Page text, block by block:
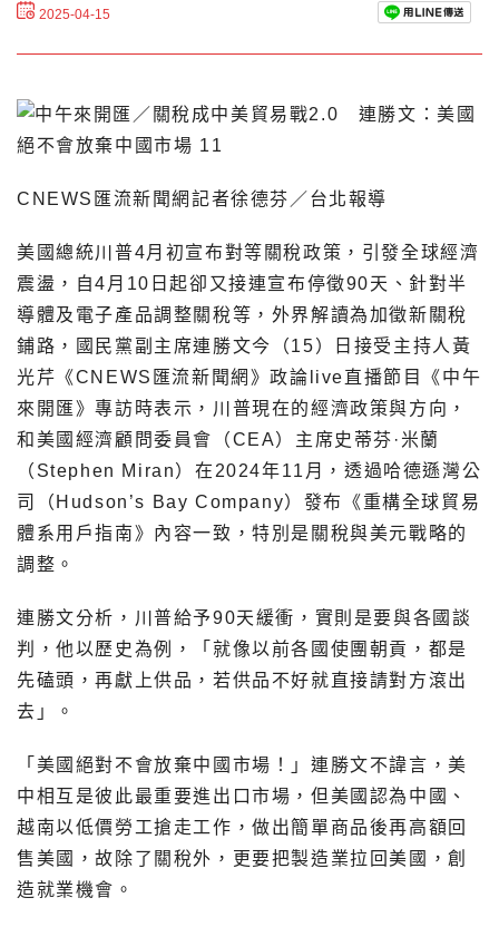
2025-04-15
CNEWS匯流新聞網記者徐德芬／台北報導
美國總統川普4月初宣布對等關稅政策，引發全球經濟
震盪，自4月10日起卻又接連宣布停徵90天、針對半
導體及電子產品調整關稅等，外界解讀為加徵新關稅
鋪路，國民黨副主席連勝文今（15）日接受主持人黃
光芹《CNEWS匯流新聞網》政論live直播節目《中午
來開匯》專訪時表示，川普現在的經濟政策與方向，
和美國經濟顧問委員會（CEA）主席史蒂芬·米蘭
（Stephen Miran）在2024年11月，透過哈德遜灣公
司（Hudson’s Bay Company）發布《重構全球貿易
體系用戶指南》內容一致，特別是關稅與美元戰略的
調整。
連勝文分析，川普給予90天緩衝，實則是要與各國談
判，他以歷史為例，「就像以前各國使團朝貢，都是
先磕頭，再獻上供品，若供品不好就直接請對方滾出
去」。
「美國絕對不會放棄中國市場！」連勝文不諱言，美
中相互是彼此最重要進出口市場，但美國認為中國、
越南以低價勞工搶走工作，做出簡單商品後再高額回
售美國，故除了關稅外，更要把製造業拉回美國，創
造就業機會。